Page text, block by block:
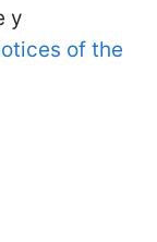
у
of the